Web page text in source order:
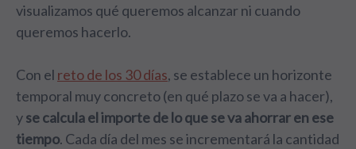
visualizamos qué queremos alcanzar ni cuando
queremos hacerlo.
Con el reto de los 30 días, se establece un horizonte
temporal muy concreto (en qué plazo se va a hacer),
yse calcula el importe de lo que se va ahorrar en ese
tiempo. Cada día del mes se incrementará la cantidad